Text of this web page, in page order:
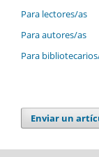
Para lectores/as
Para autores/as
Para
Enviar un